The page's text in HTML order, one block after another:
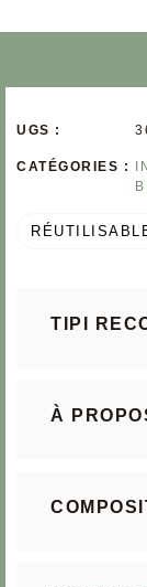
UGS :
CATÉGORIES :
TIPI
À